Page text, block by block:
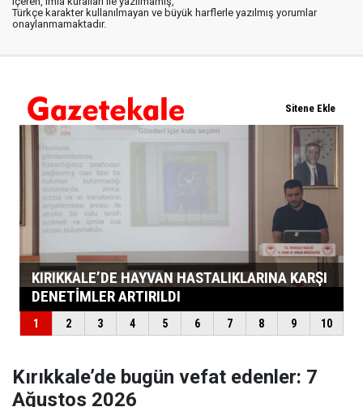
Türkçe karakter kullanılmayan ve büyük harflerle yazılmış yorumlar
onaylanmamaktadır.
Kırıkkale’de bugün vefat edenler: 7
Ağustos 2026